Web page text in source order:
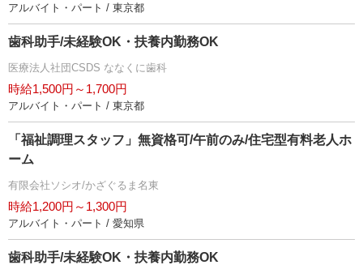
アルバイト・パート / 東京都
歯科助手/未経験OK・扶養内勤務OK
医療法人社団CSDS ななくに歯科
時給1,500円～1,700円
アルバイト・パート / 東京都
「福祉調理スタッフ」無資格可/午前のみ/住宅型有料老人ホ
ーム
有限会社ソシオ/かざぐるま名東
時給1,200円～1,300円
アルバイト・パート / 愛知県
歯科助手/未経験OK・扶養内勤務OK